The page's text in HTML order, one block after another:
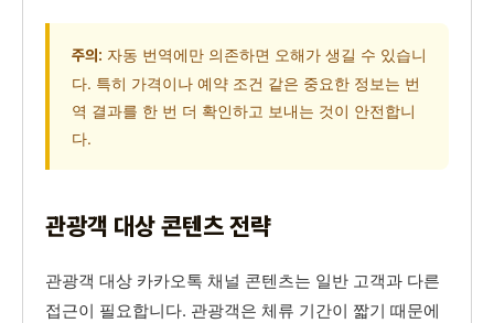
주의: 자동 번역에만 의존하면 오해가 생길 수 있습니
다. 특히 가격이나 예약 조건 같은 중요한 정보는 번
역 결과를 한 번 더 확인하고 보내는 것이 안전합니
다.
관광객 대상 콘텐츠 전략
관광객 대상 카카오톡 채널 콘텐츠는 일반 고객과 다른
접근이 필요합니다. 관광객은 체류 기간이 짧기 때문에